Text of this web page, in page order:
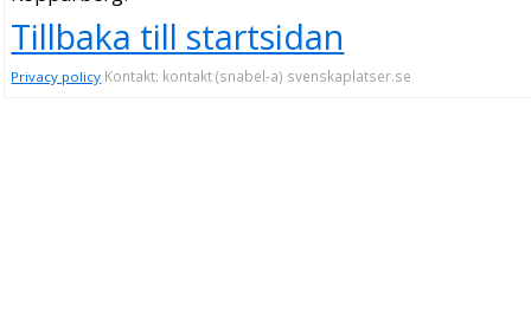
Tillbaka till startsidan
Privacy policy Kontakt: kontakt (snabel-a) svenskaplatser.se